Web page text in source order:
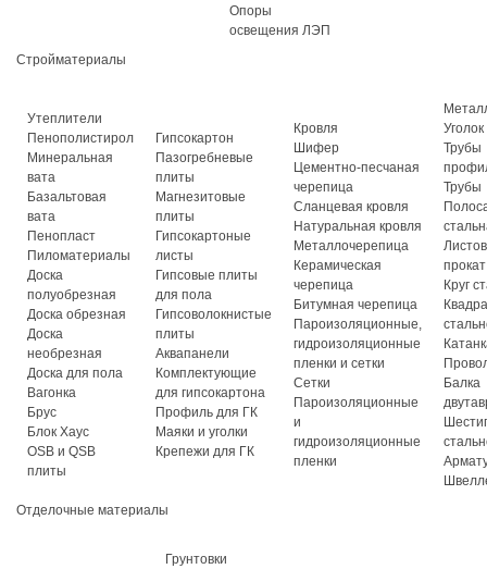
Опоры
освещения ЛЭП
Стройматериалы
Утеплители
Пенополистирол
Минеральная
вата
Базальтовая
вата
Пенопласт
Пиломатериалы
Доска
полуобрезная
Доска обрезная
Доска
необрезная
Доска для пола
Вагонка
Брус
Блок Хаус
OSB и QSB
плиты
Гипсокартон
Пазогребневые
плиты
Магнезитовые
плиты
Гипсокартоные
листы
Гипсовые плиты
для пола
Гипсоволокнистые
плиты
Аквапанели
Комплектующие
для гипсокартона
Профиль для ГК
Маяки и уголки
Крепежи для ГК
Кровля
Шифер
Цементно-песчаная
черепица
Сланцевая кровля
Натуральная кровля
Металлочерепица
Керамическая
черепица
Битумная черепица
Пароизоляционные,
гидроизоляционные
пленки и сетки
Сетки
Пароизоляционные
и
гидроизоляционные
пленки
Уголок
Трубы
Трубы
прокат
Круг
Балка
Отделочные материалы
Грунтовки